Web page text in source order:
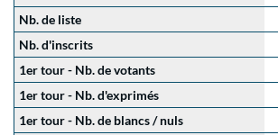
Nb. de liste
Nb. d'inscrits
1er tour - Nb. de votants
1er tour - Nb. d'exprimés
1er tour - Nb. de blancs / nuls